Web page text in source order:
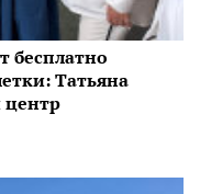
бесплатно
Татьяна
центр